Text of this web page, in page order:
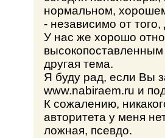
нормальном,
- независимо от
У нас же хорошо
другая тема.
Я буду рад, если Вы
www.nabiraem.ru и
К сожалению,
авторитета у меня
ложная, псевдо.